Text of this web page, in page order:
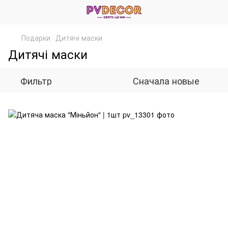
Подарки Дитячі маски
Дитячі маски
Фильтр Сначала новые